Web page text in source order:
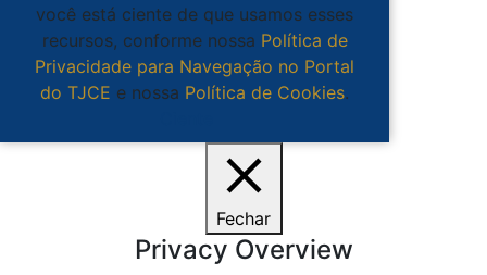
você está ciente de que usamos esses
recursos, conforme nossa Política de
Privacidade para Navegação no Portal
do TJCE e nossa Política de Cookies.
Fechar
Privacy Overview